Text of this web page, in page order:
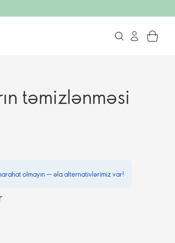
təmizlənməsi
olmayın — əla alternativlərimiz var!